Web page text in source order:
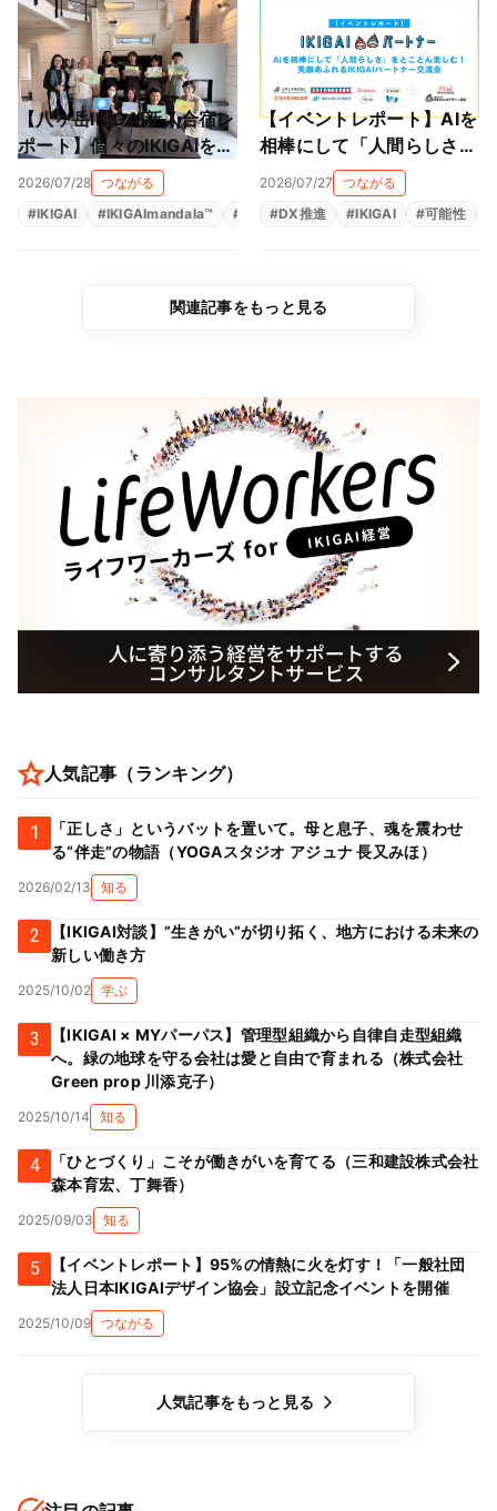
【八ヶ岳IKIGAI新人合宿レ
ポート】個々のIKIGAIを、
会社のパーパスとつなぐ。
仲間とともに、自分の軸に
出会った2日間
2026/07/28 つながる
#IKIGAI #IKIGAImandala™ # 人材育成 #存在意義 生きがい
【イベントレポート】AIを
相棒にして「人間らしさ」
をとことん楽しむ！笑顔あ
ふれるIKIGAIパートナー交
流会
2026/07/27
つながる
#DX推進 #IKIGAI #可能性
関連記事をもっと見る
人気記事（ランキング）
1
「正しさ」というバットを置いて。母と息子、魂を震わせ
る“伴走”の物語（YOGAスタジオ アジュナ 長又みほ）
2026/02/13 知る
2
【IKIGAI対談】”生きがい”が切り拓く、地方における未来の
新しい働き方
2025/10/02 学ぶ
3
【IKIGAI × MYパーパス】管理型組織から自律自走型組織
へ。緑の地球を守る会社は愛と自由で育まれる（株式会社
Green prop 川添克子）
2025/10/14 知る
4
「ひとづくり」こそが働きがいを育てる（三和建設株式会社
森本育宏、丁舞香）
2025/09/03 知る
5
【イベントレポート】95%の情熱に火を灯す！「一般社団
法人日本IKIGAIデザイン協会」設立記念イベントを開催
2025/10/09 つながる
人気記事をもっと見る